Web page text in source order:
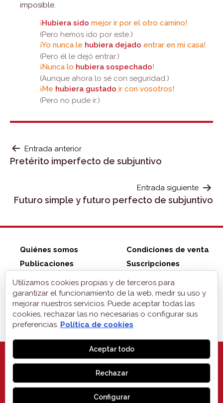
imposible.
¡Hubiera sido mejor ir por el otro camino!
(Pero hemos ido por este.)
¡Yo nunca le hubiera dejado entrar en mi casa!
(Pero él le dejó entrar.)
¡Nunca lo hubiera sospechado!
(Aunque ahora lo sé con seguridad.)
¡Me hubiera gustado ir con vosotros!
(Pero no pude ir.)
NAVEGACIÓN
DE
Entrada anterior
Pretérito imperfecto de subjuntivo
Entrada siguiente
Futuro simple y futuro perfecto de subjuntivo
Quiénes somos
Publicaciones
Tienda ZonaELE
Condiciones de venta
Suscripciones
Contacto
Aviso legal
Privacidad
Cookies
Utilizamos cookies propias y de terceros para
garantizar el funcionamiento de la web, medir su uso y
mejorar nuestros servicios. Puede aceptar todas las
cookies, rechazar las no necesarias o configurar sus
preferencias. Política de cookies
Aceptar todo
Rechazar
Configurar